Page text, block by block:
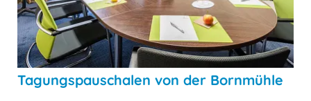
Tagungspauschalen von der Bornmühle